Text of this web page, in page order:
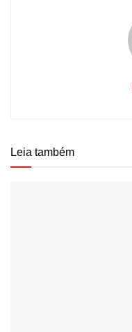
Leia também